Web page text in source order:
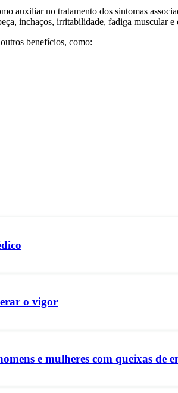
auxiliar no tratamento dos sintomas
inchaços, irritabilidade, fadiga muscular e
benefícios, como:
o vigor
e mulheres com queixas de